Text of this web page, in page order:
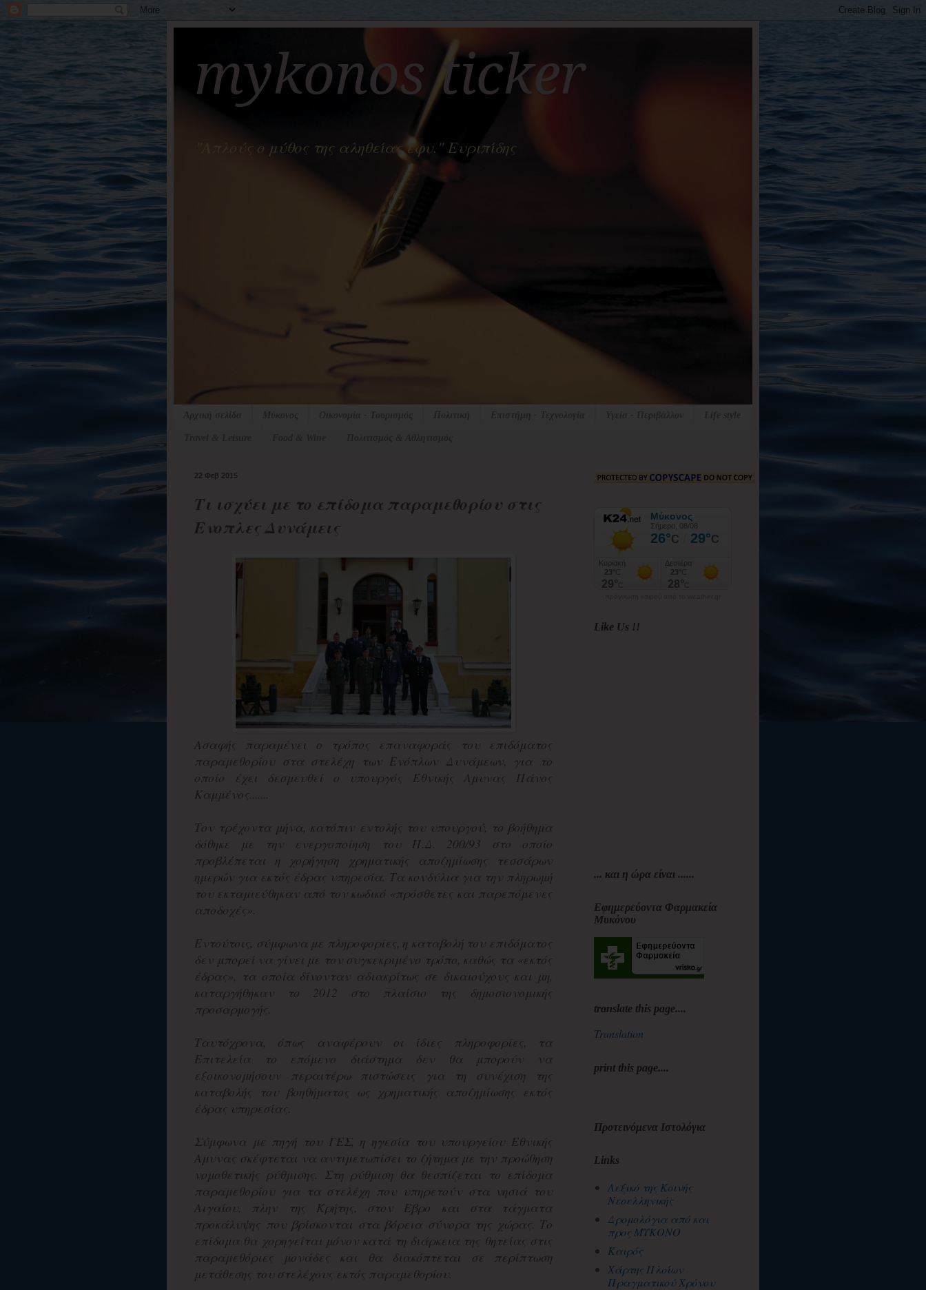
mykonos ticker
"Απλούς ο μύθος της αληθείας έφυ." Ευριπίδης
22 Φεβ 2015
Τι ισχύει με το επίδομα παραμεθορίου στις
Ενοπλες Δυνάμεις
Ασαφής παραμένει ο τρόπος επαναφοράς του επιδόματος
παραμεθορίου στα στελέχη των Ενόπλων Δυνάμεων, για το
οποίο έχει δεσμευθεί ο υπουργός Εθνικής Αμυνας Πάνος
Καμμένος.......
Τον τρέχοντα μήνα, κατόπιν εντολής του υπουργού, το βοήθημα
δόθηκε με την ενεργοποίηση του Π.Δ. 200/93 στο οποίο
προβλέπεται η χορήγηση χρηματικής αποζημίωσης τεσσάρων
ημερών για εκτός έδρας υπηρεσία. Τα κονδύλια για την πληρωμή
του εκταμιεύθηκαν από τον κωδικό «πρόσθετες και παρεπόμενες
αποδοχές».
Εντούτοις, σύμφωνα με πληροφορίες, η καταβολή του επιδόματος
δεν μπορεί να γίνει με τον συγκεκριμένο τρόπο, καθώς τα «εκτός
έδρας», τα οποία δίνονταν αδιακρίτως σε δικαιούχους και μη,
καταργήθηκαν το 2012 στο πλαίσιο της δημοσιονομικής
προσαρμογής.
Ταυτόχρονα, όπως αναφέρουν οι ίδιες πληροφορίες, τα
Επιτελεία το επόμενο διάστημα δεν θα μπορούν να
εξοικονομήσουν περαιτέρω πιστώσεις για τη συνέχιση της
καταβολής του βοηθήματος ως χρηματικής αποζημίωσης εκτός
έδρας υπηρεσίας.
Σύμφωνα με πηγή του ΓΕΣ, η ηγεσία του υπουργείου Εθνικής
Αμυνας σκέφτεται να αντιμετωπίσει το ζήτημα με την προώθηση
νομοθετικής ρύθμισης. Στη ρύθμιση θα θεσπίζεται το επίδομα
παραμεθορίου για τα στελέχη που υπηρετούν στα νησιά του
Αιγαίου, πλην της Κρήτης, στον Εβρο και στα τάγματα
προκάλυψης που βρίσκονται στα βόρεια σύνορα της χώρας. Το
επίδομα θα χορηγείται μόνον κατά τη διάρκεια της θητείας στις
παραμεθόριες μονάδες και θα διακόπτεται σε περίπτωση
μετάθεσης του στελέχους εκτός παραμεθορίου.
Like Us !!
... και η ώρα είναι ......
Εφημερεύοντα Φαρμακεία
Μυκόνου
translate this page....
Translation
print this page....
Προτεινόμενα Ιστολόγια
Links
Λεξικό της Κοινής
Νεοελληνικής
Δρομολόγια από και
προς ΜΥΚΟΝΟ
Καιρός
Χάρτης Πλοίων
Πραγματικού Χρόνου